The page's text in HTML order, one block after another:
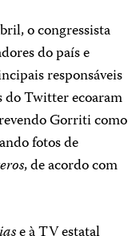
o congressista
do país e
responsáveis
do Twitter ecoaram
Gorriti como
fotos de
, de acordo com